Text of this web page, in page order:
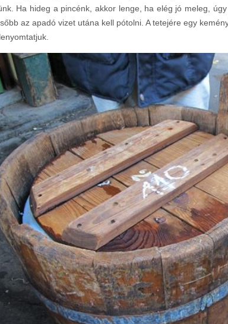
Ha hideg a pincénk, akkor lenge, ha elég jó meleg,
az apadó vizet utána kell pótolni. A tetejére egy